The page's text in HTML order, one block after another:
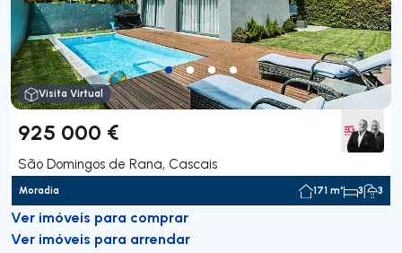
Visita Virtual
925 000 €
São Domingos de Rana, Cascais
Moradia 171 m² 3 3
Ver imóveis para comprar
Ver imóveis para arrendar